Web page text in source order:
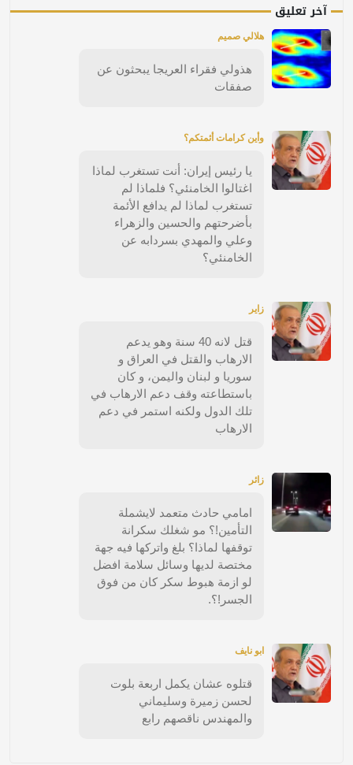
آخر تعليق
هلالي صميم
هذولي فقراء العريجا يبحثون عن
صفقات
وأين كرامات أئمتكم؟
يا رئيس إيران: أنت تستغرب لماذا
اغتالوا الخامنئي؟ فلماذا لم
تستغرب لماذا لم يدافع الأئمة
بأضرحتهم والحسين والزهراء
وعلي والمهدي بسردابه عن
الخامنئي؟
زاير
قتل لانه 40 سنة وهو يدعم
الارهاب والقتل في العراق و
سوريا و لبنان واليمن، و كان
باستطاعته وقف دعم الارهاب في
تلك الدول ولكنه استمر في دعم
الارهاب
زائر
امامي حادث متعمد لايشملة
التأمين!؟ مو شغلك سكرانة
توقفها لماذا؟ بلغ واتركها فيه جهة
مختصة لديها وسائل سلامة افضل
لو ازمة هبوط سكر كان من فوق
الجسر!؟.
ابو نايف
قتلوه عشان يكمل اربعة بلوت
لحسن زميرة وسليماني
والمهندس ناقصهم رابع